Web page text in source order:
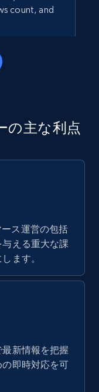
count, and
すぐ始める
count, and
by using
Initial
count, and
すぐ始める
の主な利点
ス運営の包括
える重大な課
ます。
新情報を把握
即時対応を可